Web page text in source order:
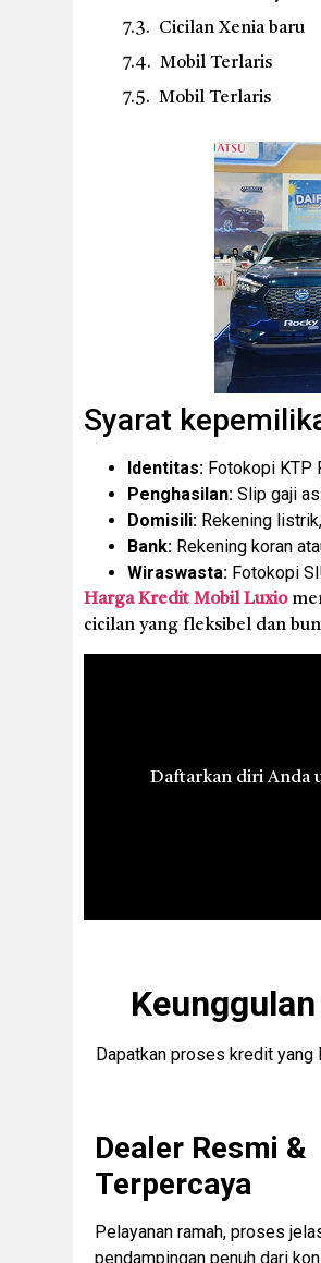
Cicilan Xenia baru
Mobil Terlaris
Mobil Terlaris
Syarat
Identitas: Fotokopi KTP
Penghasilan: Slip gaji
Domisili: Rekening
Bank: Rekening koran
Wiraswasta: Fotokopi
Harga Kredit Mobil Luxio
cicilan yang fleksibel dan
Daftarkan diri Anda
Dapatkan proses kredit
Dealer Resmi &
Terpercaya
Pelayanan ramah, proses
pendampingan penuh dari